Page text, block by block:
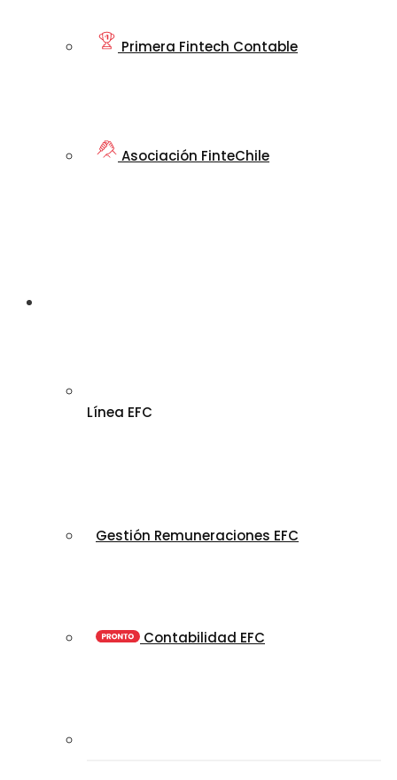
Primera Fintech Contable
Asociación FinteChile
Línea EFC
Gestión Remuneraciones EFC
Contabilidad EFC